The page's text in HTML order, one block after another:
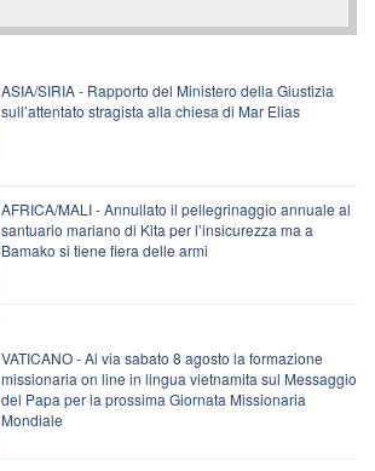
ASIA/SIRIA - Rapporto del Ministero della Giustizia
sull’attentato stragista alla chiesa di Mar Elias
AFRICA/MALI - Annullato il pellegrinaggio annuale al
santuario mariano di Kita per l’insicurezza ma a
Bamako si tiene fiera delle armi
VATICANO - Al via sabato 8 agosto la formazione
missionaria on line in lingua vietnamita sul Messaggio
del Papa per la prossima Giornata Missionaria
Mondiale